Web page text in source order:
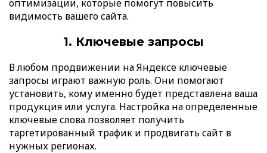
оптимизации, которые помогут повысить
видимость вашего сайта.
1. Ключевые запросы
В любом продвижении на Яндексе ключевые
запросы играют важную роль. Они помогают
установить, кому именно будет представлена ваша
продукция или услуга. Настройка на определенные
ключевые слова позволяет получить
таргетированный трафик и продвигать сайт в
нужных регионах.